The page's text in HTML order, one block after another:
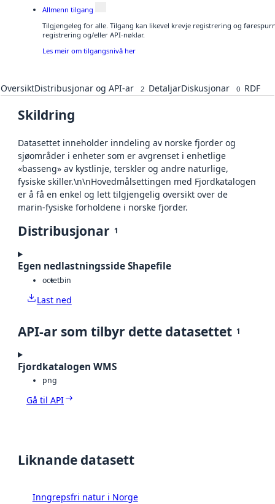
Allmenn tilgang
Tilgjengeleg for alle. Tilgang kan likevel krevje registrering og
registrering og/eller API-nøklar.
Les meir om tilgangsnivå her
OversiktDistribusjonar og API-ar 2 DetaljarDiskusjonar 0 RDF
Skildring
Datasettet inneholder inndeling av norske fjorder og
sjøområder i enheter som er avgrenset i enhetlige
«basseng» av kystlinje, terskler og andre naturlige,
fysiske skiller.\n\nHovedmålsettingen med Fjordkatalogen
er å få en enkel og lett tilgjengelig oversikt over de
marin-fysiske forholdene i norske fjorder.
Distribusjonar 1
Egen nedlastningsside Shapefile
octetbin
Last ned
API-ar som tilbyr dette datasettet 1
Fjordkatalogen WMS
png
Gå til API
Liknande datasett
Inngrepsfri natur i Norge